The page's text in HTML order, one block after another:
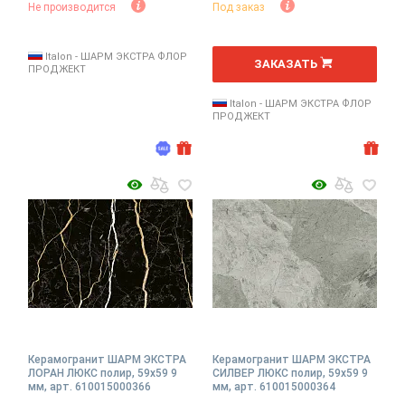
Не производится
Italon - ШАРМ ЭКСТРА ФЛОР
ПРОДЖЕКТ
Под заказ
м
ЗАКАЗАТЬ
Italon - ШАРМ ЭКСТРА ФЛОР
ПРОДЖЕКТ
Керамогранит ШАРМ ЭКСТРА
ЛОРАН ЛЮКС полир, 59x59 9
мм, арт. 610015000366
Керамогранит ШАРМ ЭКСТРА
СИЛВЕР ЛЮКС полир, 59x59 9
мм, арт. 610015000364